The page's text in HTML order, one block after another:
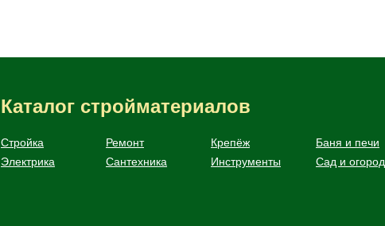
Каталог стройматериалов
Стройка Ремонт Крепёж
Баня и печи
Электрика
Сантехника Инструменты Сад и огород